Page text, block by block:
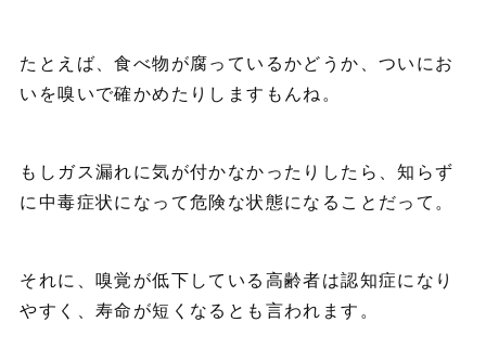
たとえば、食べ物が腐っているかどうか、ついにお
いを嗅いで確かめたりしますもんね。
もしガス漏れに気が付かなかったりしたら、知らず
に中毒症状になって危険な状態になることだって。
それに、嗅覚が低下している高齢者は認知症になり
やすく、寿命が短くなるとも言われます。